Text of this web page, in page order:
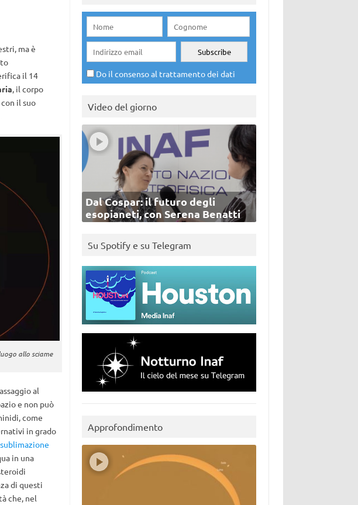
ma è
il 14
, il corpo
il suo
allo sciame
al
e non può
come
in grado
sublimazione
in una
di questi
che, nel
Do il consenso al trattamento dei dati
Video del giorno
Dal Cospar: il futuro degli
esopianeti, con Serena Benatti
Su Spotify e su Telegram
Approfondimento